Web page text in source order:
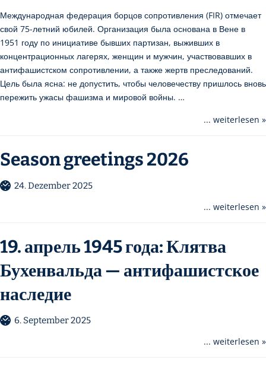
Международная федерация борцов сопротивления (FIR) отмечает
свой 75-летний юбилей. Организация была основана в Вене в
1951 году по инициативе бывших партизан, выживших в
концентрационных лагерях, женщин и мужчин, участвовавших в
антифашистском сопротивлении, а также жертв преследований.
Цель была ясна: не допустить, чтобы человечеству пришлось вновь
пережить ужасы фашизма и мировой войны. …
... weiterlesen »
Season greetings 2026
24. Dezember 2025
... weiterlesen »
19. апрель 1945 года: Клятва
Бухенвальда — антифашистское
наследие
6. September 2025
... weiterlesen »